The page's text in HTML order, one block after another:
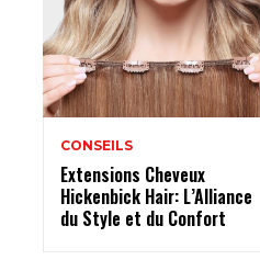
CONSEILS
Extensions Cheveux
Hickenbick Hair: L’Alliance
du Style et du Confort